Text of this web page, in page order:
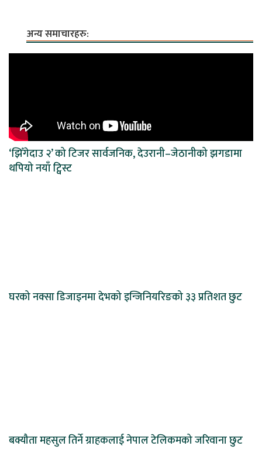
अन्य समाचारहरु:
‘झिँगेदाउ २’ को टिजर सार्वजनिक, देउरानी–जेठानीको झगडामा
थपियो नयाँ ट्विस्ट
घरको नक्सा डिजाइनमा देभको इन्जिनियरिङको ३३ प्रतिशत छुट
बक्यौता महसुल तिर्ने ग्राहकलाई नेपाल टेलिकमको जरिवाना छुट